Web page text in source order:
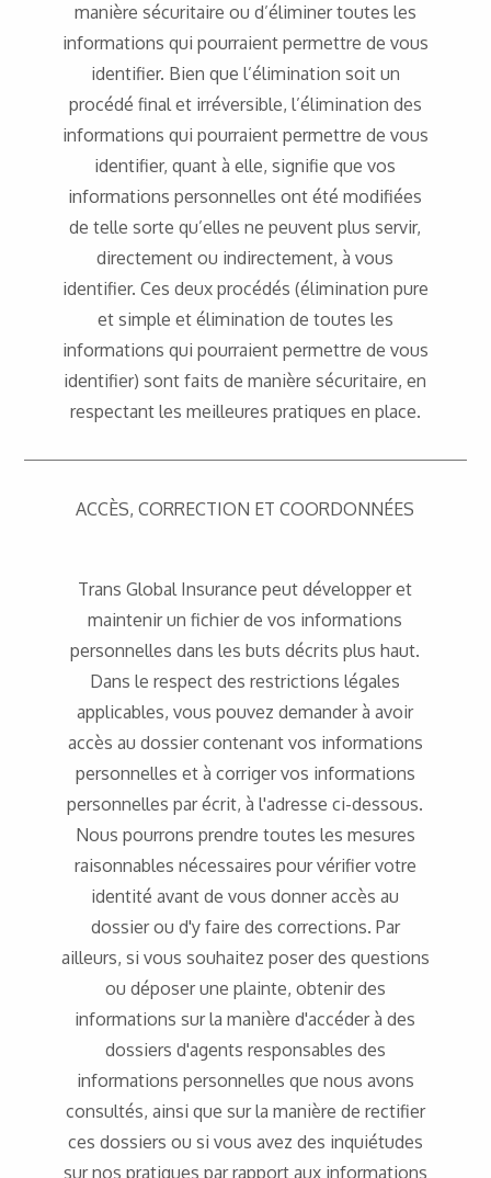
manière sécuritaire ou d’éliminer toutes les
informations qui pourraient permettre de vous
identifier. Bien que l’élimination soit un
procédé final et irréversible, l’élimination des
informations qui pourraient permettre de vous
identifier, quant à elle, signifie que vos
informations personnelles ont été modifiées
de telle sorte qu’elles ne peuvent plus servir,
directement ou indirectement, à vous
identifier. Ces deux procédés (élimination pure
et simple et élimination de toutes les
informations qui pourraient permettre de vous
identifier) sont faits de manière sécuritaire, en
respectant les meilleures pratiques en place.
ACCÈS, CORRECTION ET COORDONNÉES
Trans Global Insurance peut développer et
maintenir un fichier de vos informations
personnelles dans les buts décrits plus haut.
Dans le respect des restrictions légales
applicables, vous pouvez demander à avoir
accès au dossier contenant vos informations
personnelles et à corriger vos informations
personnelles par écrit, à l'adresse ci-dessous.
Nous pourrons prendre toutes les mesures
raisonnables nécessaires pour vérifier votre
identité avant de vous donner accès au
dossier ou d'y faire des corrections. Par
ailleurs, si vous souhaitez poser des questions
ou déposer une plainte, obtenir des
informations sur la manière d'accéder à des
dossiers d'agents responsables des
informations personnelles que nous avons
consultés, ainsi que sur la manière de rectifier
ces dossiers ou si vous avez des inquiétudes
sur nos pratiques par rapport aux informations